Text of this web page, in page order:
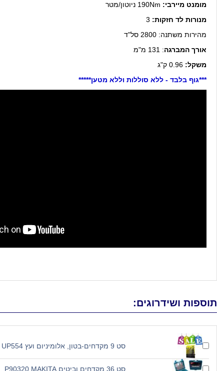
מומנט מיירבי:
מנורות לד חזקות:
מהירות משתנה: 2800 סל"ד
אורך המברגה: 131 מ"מ
משקל: 0.96 ק"ג
***גוף בלבד - ללא סוללות וללא מטען*****
תוספות ושידרוגים:
סט 9 מקדחים-בטון, אלומיניום ועץ UP554
סט 36 מקדחים וביטים P90320 MAKITA